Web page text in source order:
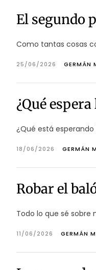
El segundo
Como tantas cosas
25/06/2026 GERMÁN
¿Qué
¿Qué está
18/06/2026 GERMÁN
Robar el
Todo lo que sé sobre
11/06/2026 GERMÁN